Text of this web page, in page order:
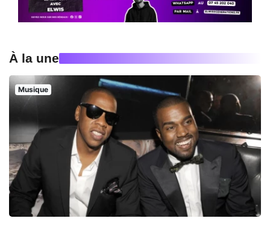
À la une
Musique